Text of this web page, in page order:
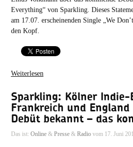
Everything“ von Sparkling. Dieses
am 17.07. erscheinenden Single „We
den Kopf.
Weiterlesen
Sparkling: Kölner Indie-
Frankreich und
Debüt bekannt – das
Das ist: Online& Presse& Radiovom 17. Juni